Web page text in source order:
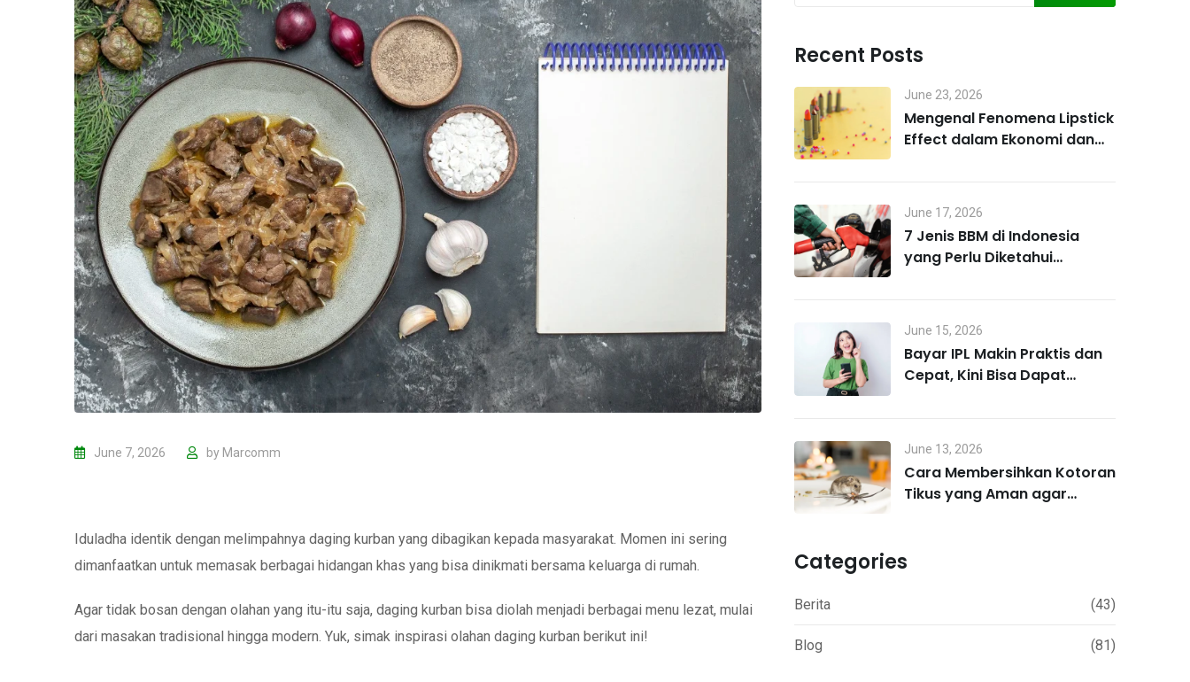
June 7, 2026 by Marcomm
Iduladha identik dengan melimpahnya daging kurban yang dibagikan kepada masyarakat. Momen ini sering
dimanfaatkan untuk memasak berbagai hidangan khas yang bisa dinikmati bersama keluarga di rumah.
Agar tidak bosan dengan olahan yang itu-itu saja, daging kurban bisa diolah menjadi berbagai menu lezat, mulai
dari masakan tradisional hingga modern. Yuk, simak inspirasi olahan daging kurban berikut ini!
Recent Posts
June 23, 2026
Mengenal Fenomena Lipstick
Effect dalam Ekonomi dan
June 17, 2026
7 Jenis BBM di Indonesia
yang Perlu Diketahui
June 15, 2026
Bayar IPL Makin Praktis dan
Cepat, Kini Bisa Dapat
June 13, 2026
Cara Membersihkan Kotoran
Tikus yang Aman agar
Categories
Berita (43)
Blog (81)